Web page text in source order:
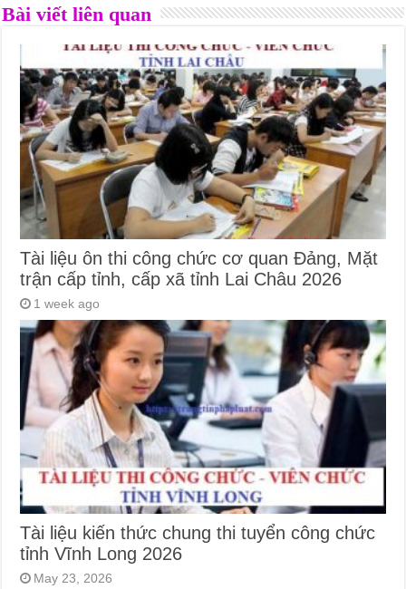
Bài viết liên quan
Tài liệu ôn thi công chức cơ quan Đảng, Mặt
trận cấp tỉnh, cấp xã tỉnh Lai Châu 2026
1 week ago
Tài liệu kiến thức chung thi tuyển công chức
tỉnh Vĩnh Long 2026
May 23, 2026